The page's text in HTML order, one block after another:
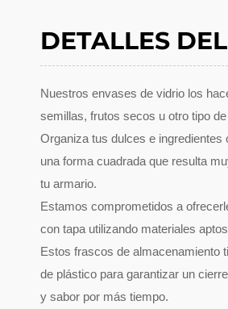
DETALLES
Nuestros envases de vidrio los
semillas, frutos secos u otro tipo
Organiza tus dulces e
una forma cuadrada que resulta
tu armario.
Estamos comprometidos a
con tapa utilizando materiales
Estos frascos de almacenamiento
de plástico para garantizar un
y sabor por más tiempo.